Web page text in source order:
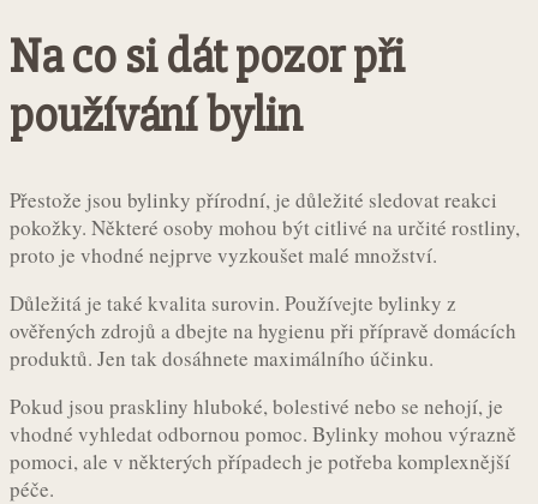
Na co si dát pozor při
používání bylin
Přestože jsou bylinky přírodní, je důležité sledovat reakci
pokožky. Některé osoby mohou být citlivé na určité rostliny,
proto je vhodné nejprve vyzkoušet malé množství.
Důležitá je také kvalita surovin. Používejte bylinky z
ověřených zdrojů a dbejte na hygienu při přípravě domácích
produktů. Jen tak dosáhnete maximálního účinku.
Pokud jsou praskliny hluboké, bolestivé nebo se nehojí, je
vhodné vyhledat odbornou pomoc. Bylinky mohou výrazně
pomoci, ale v některých případech je potřeba komplexnější
péče.